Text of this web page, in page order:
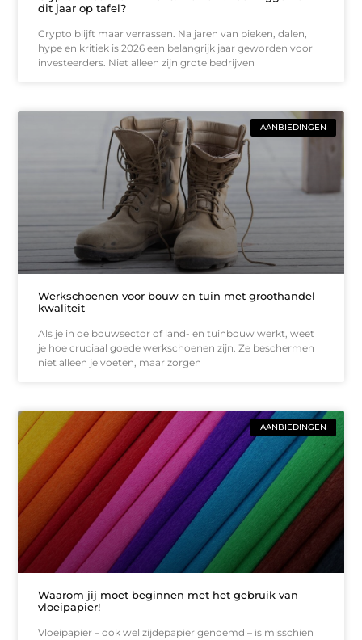
dit jaar op tafel?
Crypto blijft maar verrassen. Na jaren van pieken, dalen,
hype en kritiek is 2026 een belangrijk jaar geworden voor
investeerders. Niet alleen zijn grote bedrijven
AANBIEDINGEN
Werkschoenen voor bouw en tuin met groothandel
kwaliteit
Als je in de bouwsector of land- en tuinbouw werkt, weet
je hoe cruciaal goede werkschoenen zijn. Ze beschermen
niet alleen je voeten, maar zorgen
AANBIEDINGEN
Waarom jij moet beginnen met het gebruik van
vloeipapier!
Vloeipapier – ook wel zijdepapier genoemd – is misschien